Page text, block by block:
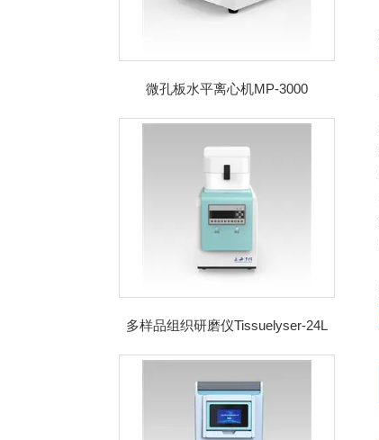
微孔板水平离心机MP-3000
多样品组织研磨仪Tissuelyser-24L